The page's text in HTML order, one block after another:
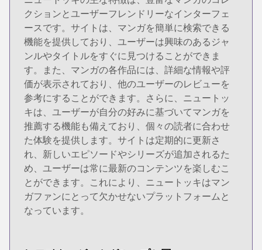
クションとユーザーフレンドリーなインターフェ
ースです。サイトは、マンガを簡単に検索できる
機能を提供しており、ユーザーは興味のあるジャ
ンルやタイトルをすぐに見つけることができま
す。また、マンガの各作品には、詳細な情報や評
価が表示されており、他のユーザーのレビューを
参考にすることができます。さらに、ニュートッ
キは、ユーザーが自分の好みに基づいてマンガを
推薦する機能も備えており、個々の読者に合わせ
た体験を提供します。サイトは定期的に更新さ
れ、新しいエピソードやシリーズが追加されるた
め、ユーザーは常に最新のコンテンツを楽しむこ
とができます。これにより、ニュートッキはマン
ガファンにとって欠かせないプラットフォームと
なっています。